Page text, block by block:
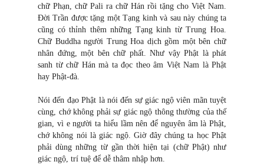
chữ Phạn, chữ Pali ra chữ Hán rồi tặng cho Việt Nam.
Đời Trần được tặng một Tạng kinh và sau này chúng ta
cũng có thỉnh thêm những Tạng kinh từ Trung Hoa.
Chữ Buddha người Trung Hoa dịch gồm một bên chữ
nhân đứng, một bên chữ phất. Như vậy Phật là phát
sanh từ chữ Hán mà ta đọc theo âm Việt Nam là Phật
hay Phật-đà.
Nói đến đạo Phật là nói đến sự giác ngộ viên mãn tuyệt
cùng, chớ không phải sự giác ngộ thông thường của thế
gian, vì e người ta hiểu lầm nên để nguyên âm là Phật,
chớ không nói là giác ngộ. Giờ đây chúng ta học Phật
phải dùng những từ gần thời hiện tại (chữ Phật) như
giác ngộ, trí tuệ để dễ thâm nhập hơn.